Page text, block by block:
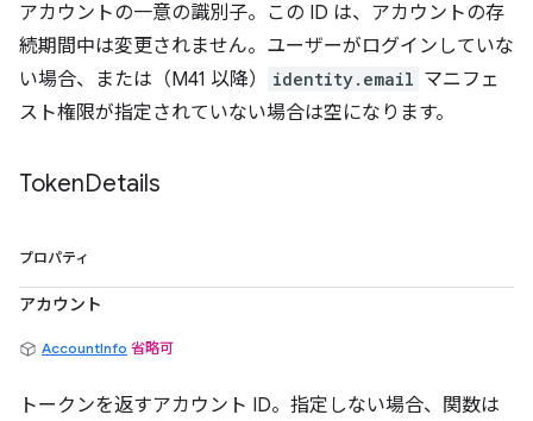
アカウントの一意の識別子。この ID は、アカウントの存
続期間中は変更されません。ユーザーがログインしていな
い場合、または（M41 以降）
identity.email マニフェ
スト権限が指定されていない場合は空になります。
TokenDetails
プロパティ
アカウント
AccountInfo 省略可
トークンを返すアカウント ID。指定しない場合、関数は